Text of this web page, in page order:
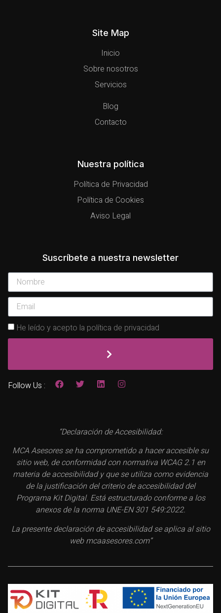
Site Map
Inicio
Sobre nosotros
Servicios
Blog
Contacto
Nuestra política
Política de Privacidad
Política de Cookies
Aviso Legal
Suscríbete a nuestra newsletter
He leído y acepto la política de privacidad
Follow Us :
“Declaración de Accesibilidad:
MCA Asesores se ha comprometido a hacer accesible su
sitio web, de conformidad con normativa WCAG 2.1 en
materia de accesibilidad y que se utiliza como evidencia
de la justificación del criterio de accesibilidad del
Programa Kit Digital. Está estructurado conforme a los
anexos de la norma UNE-EN 301 549:2022.
La presente declaración de accesibilidad se aplica al sitio
web mcaasesores.com”